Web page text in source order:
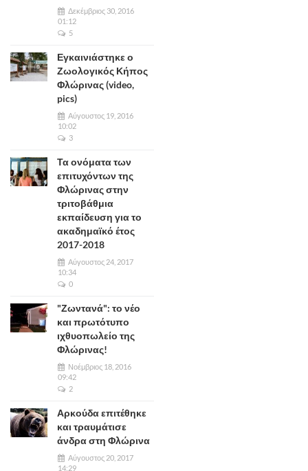
Δεκέμβριος 30, 2016
01:12
5
Εγκαινιάστηκε ο
Ζωολογικός Κήπος
Φλώρινας (video,
pics)
Αύγουστος 19, 2016
10:02
3
Τα ονόματα των
επιτυχόντων της
Φλώρινας στην
τριτοβάθμια
εκπαίδευση για το
ακαδημαϊκό έτος
2017-2018
Αύγουστος 24, 2017
10:34
0
"Ζωντανά": το νέο
και πρωτότυπο
ιχθυοπωλείο της
Φλώρινας!
Νοέμβριος 18, 2016
09:42
2
Αρκούδα επιτέθηκε
και τραυμάτισε
άνδρα στη Φλώρινα
Αύγουστος 20, 2017
14:29